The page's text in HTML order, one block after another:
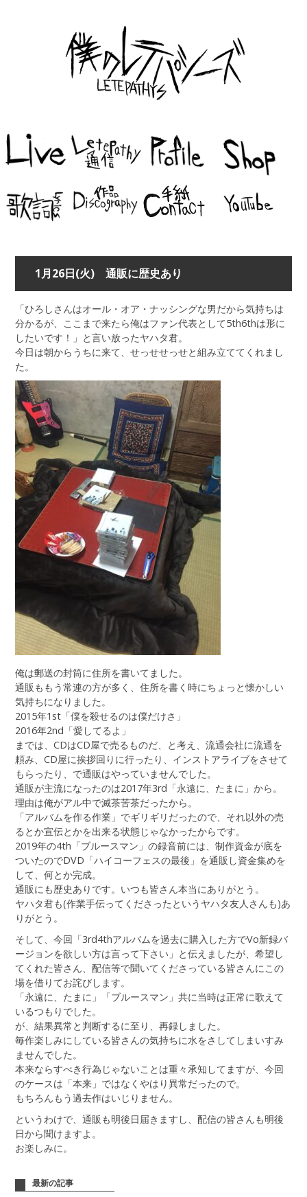
1月26日(火) 通販に歴史あり
「ひろしさんはオール・オア・ナッシングな男だから気持ちは
分かるが、ここまで来たら俺はファン代表として5th6thは形に
したいです！」と言い放ったヤハタ君。
今日は朝からうちに来て、せっせせっせと組み立ててくれまし
た。
俺は郵送の封筒に住所を書いてました。
通販ももう常連の方が多く、住所を書く時にちょっと懐かしい
気持ちになりました。
2015年1st「僕を殺せるのは僕だけさ」
2016年2nd「愛してるよ」
までは、CDはCD屋で売るものだ、と考え、流通会社に流通を
頼み、CD屋に挨拶回りに行ったり、インストアライブをさせて
もらったり、で通販はやっていませんでした。
通販が主流になったのは2017年3rd「永遠に、たまに」から。
理由は俺がアル中で滅茶苦茶だったから。
「アルバムを作る作業」でギリギリだったので、それ以外の売
るとか宣伝とかを出来る状態じゃなかったからです。
2019年の4th「ブルースマン」の録音前には、制作資金が底を
ついたのでDVD「ハイコーフェスの最後」を通販し資金集めを
して、何とか完成。
通販にも歴史ありです。いつも皆さん本当にありがとう。
ヤハタ君も(作業手伝ってくださったというヤハタ友人さんも)あ
りがとう。
そして、今回「3rd4thアルバムを過去に購入した方でVo新録バ
ージョンを欲しい方は言って下さい」と伝えましたが、希望し
てくれた皆さん、配信等で聞いてくださっている皆さんにこの
場を借りてお詫びします。
「永遠に、たまに」「ブルースマン」共に当時は正常に歌えて
いるつもりでした。
が、結果異常と判断するに至り、再録しました。
毎作楽しみにしている皆さんの気持ちに水をさしてしまいすみ
ませんでした。
本来ならすべき行為じゃないことは重々承知してますが、今回
のケースは「本来」ではなくやはり異常だったので。
もちろんもう過去作はいじりません。
というわけで、通販も明後日届きますし、配信の皆さんも明後
日から聞けますよ。
お楽しみに。
最新の記事